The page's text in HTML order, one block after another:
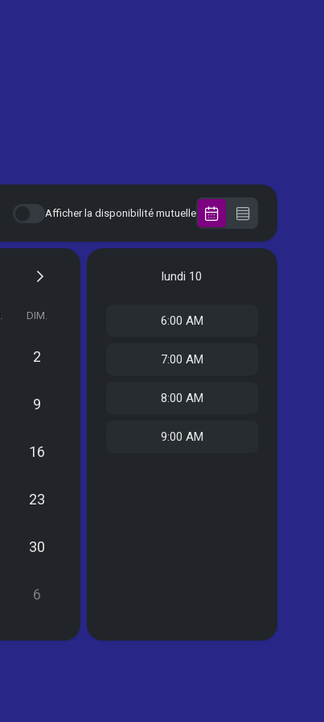
Afficher la disponibilité mutuelle
DIM.
2
9
16
23
30
6
lundi 10
6:00 AM
7:00 AM
8:00 AM
9:00 AM